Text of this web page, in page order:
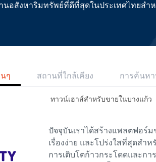
นอสังหาริมทรัพย์ที่ดีที่สุดในประเทศไทยสำ
ๆ สถานที่ใกล้เคียง การค้นหา
ทาวน์เฮาส์สำหรับขายในบางแก้ว
ปัจจุบันเราได้สร้างแพลตฟอร์
เรื่องง่าย และโปร่งใสที่สุดสำ
การเติบโตก้าวกระโดดและก